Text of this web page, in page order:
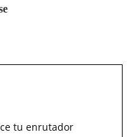
tu enrutador